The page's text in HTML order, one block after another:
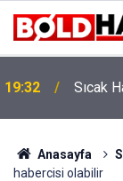
19:32 Sıcak
Anasayfa
habercisi olabilir